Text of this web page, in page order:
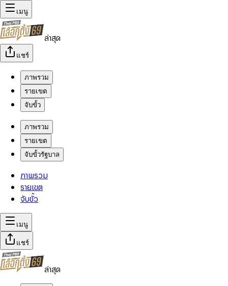
เมนู
ล่าสุด
แชร์
ภาพรวม
รายเขต
จับขั้ว
ภาพรวม
รายเขต
จับขั้วรัฐบาล
ภาพรวม
รายเขต
จับขั้ว
เมนู
แชร์
ล่าสุด